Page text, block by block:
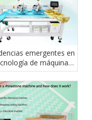
emergentes en
de máquinas
de imitación